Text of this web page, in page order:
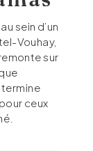
sein d’un
Vouhay,
sur
ceux